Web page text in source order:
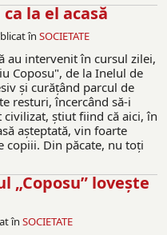
la el acasă
în SOCIETATE
au intervenit în cursul zilei,
Coposu", de la Inelul de
şi curăţând parcul de
resturi, încercând să-i
ştiut fiind că aici, în
aşteptată, vin foarte
copiii. Din păcate, nu toţi
„Coposu” loveşte
în SOCIETATE